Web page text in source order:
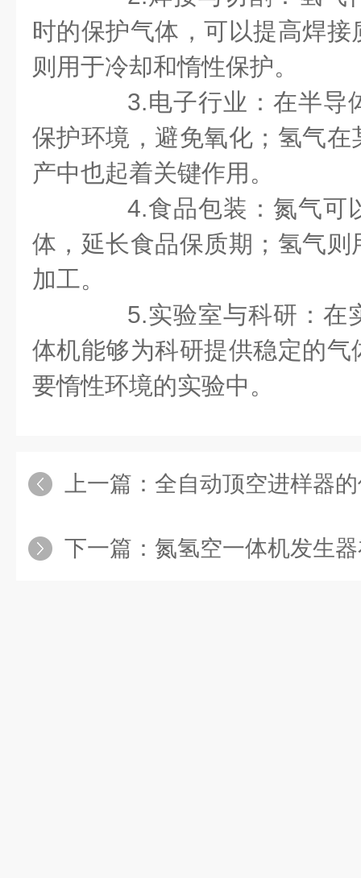
时的保护气体，可以提高焊
则用于冷却和惰性保护。
3.电子行业：在半导
保护环境，避免氧化；氢气
产中也起着关键作用。
4.食品包装：氮气可
体，延长食品保质期；氢气
加工。
5.实验室与科研：在
体机能够为科研提供稳定的
要惰性环境的实验中。
上一篇： 全自动顶空进样器
下一篇： 氮氢空一体机发生器在金属